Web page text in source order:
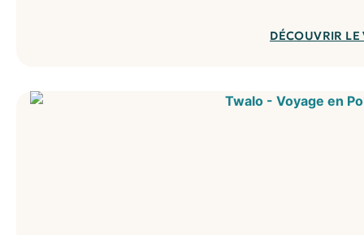
DÉCOUVRIR LE